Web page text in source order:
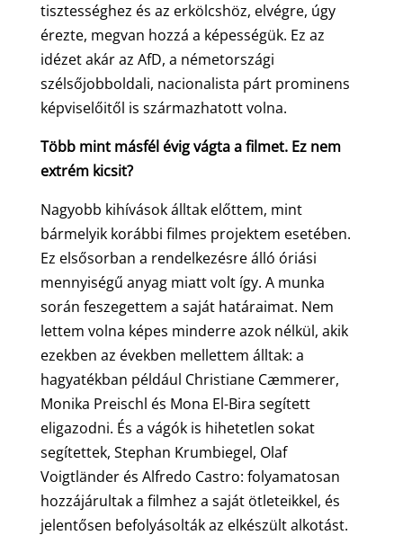
tisztességhez és az erkölcshöz, elvégre, úgy
érezte, megvan hozzá a képességük. Ez az
idézet akár az AfD, a németországi
szélsőjobboldali, nacionalista párt prominens
képviselőitől is származhatott volna.
Több mint másfél évig vágta a filmet. Ez nem
extrém kicsit?
Nagyobb kihívások álltak előttem, mint
bármelyik korábbi filmes projektem esetében.
Ez elsősorban a rendelkezésre álló óriási
mennyiségű anyag miatt volt így. A munka
során feszegettem a saját határaimat. Nem
lettem volna képes minderre azok nélkül, akik
ezekben az években mellettem álltak: a
hagyatékban például Christiane Cæmmerer,
Monika Preischl és Mona El-Bira segített
eligazodni. És a vágók is hihetetlen sokat
segítettek, Stephan Krumbiegel, Olaf
Voigtländer és Alfredo Castro: folyamatosan
hozzájárultak a filmhez a saját ötleteikkel, és
jelentősen befolyásolták az elkészült alkotást.